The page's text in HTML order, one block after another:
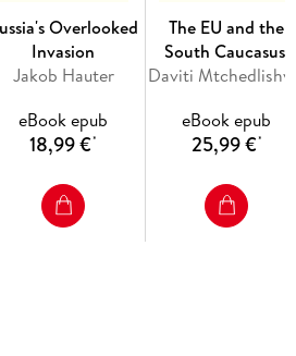
Overlooked
Invasion
Jakob Hauter
eBook epub
18,99 €*
The EU and the
South Caucasus:
European
Policies between
Eclecticism and
2021
Daviti
eBook epub
25,99 €*